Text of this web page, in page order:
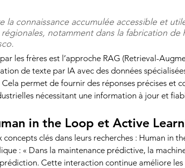
la connaissance accumulée accessible et
notamment dans la fabrication de
les frères est l’approche RAG (Retrieval-
de texte par IA avec des données
Cela permet de fournir des réponses précises et
nécessitant une information à jour et
in the Loop et Active
clés dans leurs recherches : Human in
: « Dans la maintenance prédictive, la
Cette interaction continue améliore les